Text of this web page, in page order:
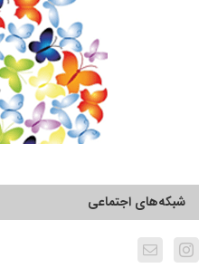
شبکه‌های اجتماعی